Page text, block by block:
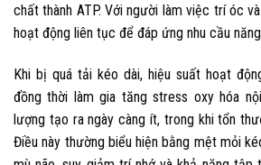
chất thành ATP. Với người làm việc trí óc
hoạt động liên tục để đáp ứng nhu cầu
Khi bị quá tải kéo dài, hiệu suất hoạt
đồng thời làm gia tăng stress oxy hóa
lượng tạo ra ngày càng ít, trong khi tổn
Điều này thường biểu hiện bằng mệt mỏi